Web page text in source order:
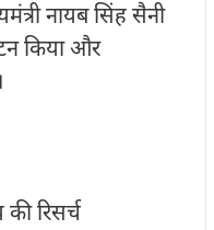
नायब सिंह सैनी
किया और
रिसर्च